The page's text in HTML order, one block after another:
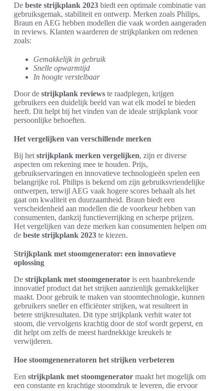
De beste strijkplank 2023 biedt een optimale combinatie van
gebruiksgemak, stabiliteit en ontwerp. Merken zoals Philips,
Braun en AEG hebben modellen die vaak worden aangeraden
in reviews. Klanten waarderen de strijkplanken om redenen
zoals:
Gemakkelijk in gebruik
Snelle opwarmtijd
In hoogte verstelbaar
Door de strijkplank reviews te raadplegen, krijgen
gebruikers een duidelijk beeld van wat elk model te bieden
heeft. Dit helpt bij het vinden van de ideale strijkplank voor
persoonlijke behoeften.
Het vergelijken van verschillende merken
Bij het strijkplank merken vergelijken, zijn er diverse
aspecten om rekening mee te houden. Prijs,
gebruikservaringen en innovatieve technologieën spelen een
belangrijke rol. Philips is bekend om zijn gebruiksvriendelijke
ontwerpen, terwijl AEG vaak hogere scores behaalt als het
gaat om kwaliteit en duurzaamheid. Braun biedt een
verscheidenheid aan modellen die de voorkeur hebben van
consumenten, dankzij functieverrijking en scherpe prijzen.
Het vergelijken van deze merken kan consumenten helpen om
de beste strijkplank 2023 te kiezen.
Strijkplank met stoomgenerator: een innovatieve
oplossing
De strijkplank met stoomgenerator is een baanbrekende
innovatief product dat het strijken aanzienlijk gemakkelijker
maakt. Door gebruik te maken van stoomtechnologie, kunnen
gebruikers sneller en efficiënter strijken, wat resulteert in
betere strijkresultaten. Dit type strijkplank verhit water tot
stoom, die vervolgens krachtig door de stof wordt geperst, en
dit helpt om zelfs de meest hardnekkige kreukels te
verwijderen.
Hoe stoomgeneneratoren het strijken verbeteren
Een strijkplank met stoomgenerator maakt het mogelijk om
een constante en krachtige stoomdruk te leveren, die ervoor